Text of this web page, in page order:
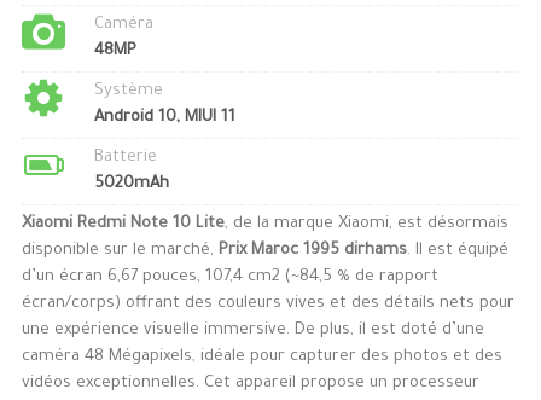
Caméra
48MP
Système
Android 10, MIUI 11
Batterie
5020mAh
Xiaomi Redmi Note 10 Lite, de la marque Xiaomi, est désormais
disponible sur le marché, Prix Maroc 1995 dirhams. Il est équipé
d’un écran 6,67 pouces, 107,4 cm2 (~84,5 % de rapport
écran/corps) offrant des couleurs vives et des détails nets pour
une expérience visuelle immersive. De plus, il est doté d’une
caméra 48 Mégapixels, idéale pour capturer des photos et des
vidéos exceptionnelles. Cet appareil propose un processeur